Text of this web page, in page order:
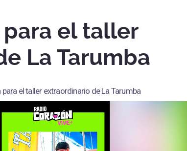
para el taller
La Tarumba
el taller extraordinario de La Tarumba